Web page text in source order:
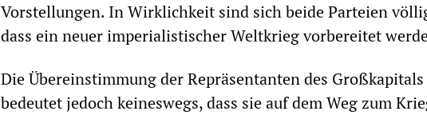
Vorstellungen. In Wirklichkeit sind sich beide Parteien
dass ein neuer imperialistischer Weltkrieg vorbereitet
Die Übereinstimmung der Repräsentanten des
bedeutet jedoch keineswegs, dass sie auf dem Weg zum